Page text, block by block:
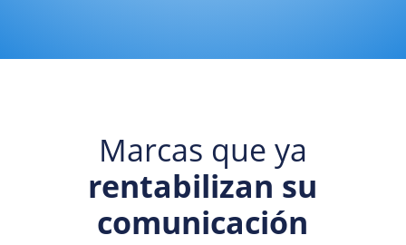
Marcas que ya
rentabilizan su
comunicación